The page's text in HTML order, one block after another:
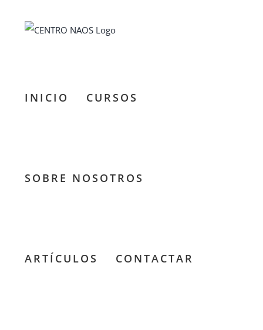
INICIO CURSOS
SOBRE NOSOTROS
ARTÍCULOS CONTACTAR
nocturno:
al Peñón